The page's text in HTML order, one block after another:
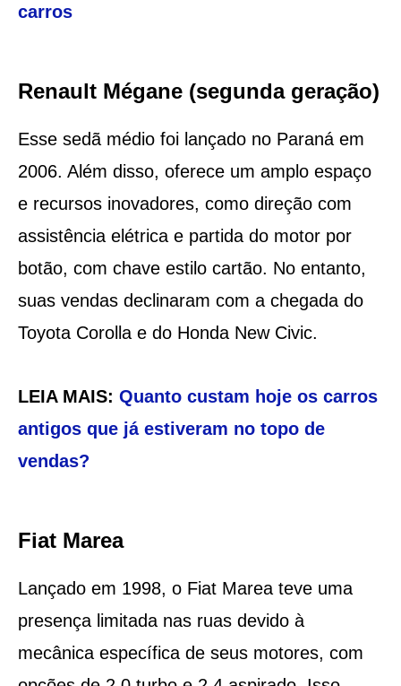
carros
Renault Mégane (segunda geração)
Esse sedã médio foi lançado no Paraná em
2006. Além disso, oferece um amplo espaço
e recursos inovadores, como direção com
assistência elétrica e partida do motor por
botão, com chave estilo cartão. No entanto,
suas vendas declinaram com a chegada do
Toyota Corolla e do Honda New Civic.
LEIA MAIS: Quanto custam hoje os carros
antigos que já estiveram no topo de
vendas?
Fiat Marea
Lançado em 1998, o Fiat Marea teve uma
presença limitada nas ruas devido à
mecânica específica de seus motores, com